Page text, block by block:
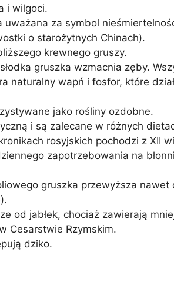
i wilgoci.
uważana za symbol
o starożytnych Chinach).
krewnego gruszy.
gruszka wzmacnia zęby.
naturalny wapń i fosfor, które
jako rośliny ozdobne.
i są zalecane w różnych
rosyjskich pochodzi z XII
zapotrzebowania na
gruszka przewyższa nawet
od jabłek, chociaż zawierają
Cesarstwie Rzymskim.
dziko.